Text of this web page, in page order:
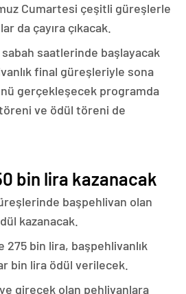
Cumartesi çeşitli güreşlerle
da çayıra çıkacak.
sabah saatlerinde başlayacak
final güreşleriyle sona
gerçekleşecek programda
ve ödül töreni de
bin lira kazanacak
başpehlivan olan
kazanacak.
275 bin lira, başpehlivanlık
bin lira ödül verilecek.
girecek olan pehlivanlara